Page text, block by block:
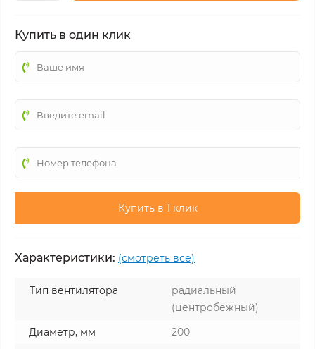
Купить в один клик
Купить в 1 клик
Характеристики: (смотреть все)
Тип вентилятора
радиальный
(центробежный)
Диаметр, мм
200